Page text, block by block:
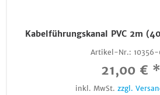
Kabelführungskanal PVC 2m
Artikel-Nr.: 10356-
21,00 € *
inkl. MwSt. zzgl.